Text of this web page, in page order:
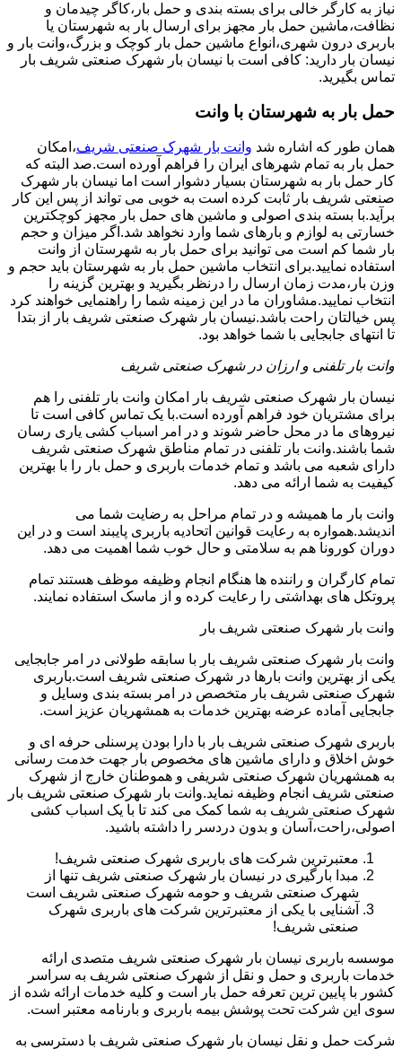
نیاز به کارگر خالی برای بسته بندی و حمل بار،کاگر چیدمان و
نظافت،ماشین حمل بار مجهز برای ارسال بار به شهرستان یا
باربری درون شهری،انواع ماشین حمل بار کوچک و بزرگ،وانت بار و
نیسان بار دارید: کافی است با نیسان بار شهرک صنعتی شریف بار
تماس بگیرید.
حمل بار به شهرستان با وانت
همان طور که اشاره شد وانت بار شهرک صنعتی شریف،امکان
حمل بار به تمام شهرهای ایران را فراهم آورده است.صد البته که
کار حمل بار به شهرستان بسیار دشوار است اما نیسان بار شهرک
صنعتی شریف بار ثابت کرده است به خوبی می تواند از پس این کار
برآید.با بسته بندی اصولی و ماشین های حمل بار مجهز کوچکترین
خسارتی به لوازم و بارهای شما وارد نخواهد شد.اگر میزان و حجم
بار شما کم است می توانید برای حمل بار به شهرستان از وانت
استفاده نمایید.برای انتخاب ماشین حمل بار به شهرستان باید حجم و
وزن بار،مدت زمان ارسال را درنظر بگیرید و بهترین گزینه را
انتخاب نمایید.مشاوران ما در این زمینه شما را راهنمایی خواهند کرد
پس خیالتان راحت باشد.نیسان بار شهرک صنعتی شریف بار از بتدا
تا انتهای جابجایی با شما خواهد بود.
وانت بار تلفنی و ارزان در شهرک صنعتی شریف
نیسان بار شهرک صنعتی شریف بار امکان وانت بار تلفنی را هم
برای مشتریان خود فراهم آورده است.با یک تماس کافی است تا
نیروهای ما در محل حاضر شوند و در امر اسباب کشی یاری رسان
شما باشند.وانت بار تلفنی در تمام مناطق شهرک صنعتی شریف
دارای شعبه می باشد و تمام خدمات باربری و حمل بار را با بهترین
کیفیت به شما ارائه می دهد.
وانت بار ما همیشه و در تمام مراحل به رضایت شما می
اندیشد.همواره به رعایت قوانین اتحادیه باربری پایبند است و در این
دوران کورونا هم به سلامتی و حال خوب شما اهمیت می دهد.
تمام کارگران و راننده ها هنگام انجام وظیفه موظف هستند تمام
پروتکل های بهداشتی را رعایت کرده و از ماسک استفاده نمایند.
وانت بار شهرک صنعتی شریف بار
وانت بار شهرک صنعتی شریف بار با سابقه طولانی در امر جابجایی
یکی از بهترین وانت بارها در شهرک صنعتی شریف است.باربری
شهرک صنعتی شریف بار متخصص در امر بسته بندی وسایل و
جابجایی آماده عرضه بهترین خدمات به همشهریان عزیز است.
باربری شهرک صنعتی شریف بار با دارا بودن پرسنلی حرفه ای و
خوش اخلاق و دارای ماشین های مخصوص بار جهت خدمت رسانی
به همشهریان شهرک صنعتی شریفی و هموطنان خارج از شهرک
صنعتی شریف انجام وظیفه نماید.وانت بار شهرک صنعتی شریف بار
شهرک صنعتی شریف به شما کمک می کند تا با یک اسباب کشی
اصولی،راحت،آسان و بدون دردسر را داشته باشید.
معتبرترین شرکت های باربری شهرک صنعتی شریف!
مبدا بارگیری در نیسان بار شهرک صنعتی شریف تنها از
شهرک صنعتی شریف و حومه شهرک صنعتی شریف است
آشنایی با یکی از معتبرترین شرکت های باربری شهرک
صنعتی شریف!
موسسه باربری نیسان بار شهرک صنعتی شریف متصدی ارائه
خدمات باربری و حمل و نقل از شهرک صنعتی شریف به سراسر
کشور با پایین ترین تعرفه حمل بار است و کلیه خدمات ارائه شده از
سوی این شرکت تحت پوشش بیمه باربری و بارنامه معتبر است.
شرکت حمل و نقل نیسان بار شهرک صنعتی شریف با دسترسی به